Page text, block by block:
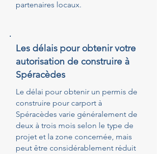
partenaires locaux.
Les délais pour obtenir votre
autorisation de construire à
Spéracèdes
Le délai pour obtenir un permis de
construire pour carport à
Spéracèdes varie généralement de
deux à trois mois selon le type de
projet et la zone concernée, mais
peut être considérablement réduit